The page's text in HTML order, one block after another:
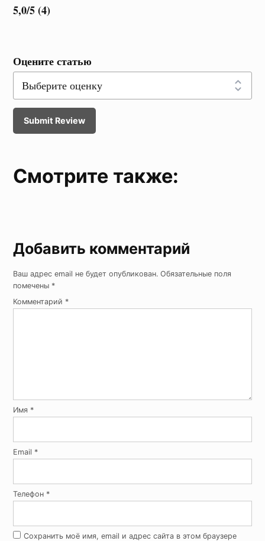
5,0/5 (4)
Оцените статью
Submit Review
Смотрите также:
Добавить комментарий
Ваш адрес email не будет опубликован. Обязательные поля
помечены *
Комментарий *
Имя *
Email *
Телефон *
Сохранить моё имя, email и адрес сайта в этом браузере